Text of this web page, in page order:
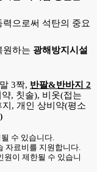
으로써 석탄의 중요
원하는 광해방지시설
3짝, 반팔&반바지 2
, 칫솔), 비옷(접는
지, 개인 상비약(평소
수 있습니다.
자료비를 지원합니다.
원이 제한될 수 있습니